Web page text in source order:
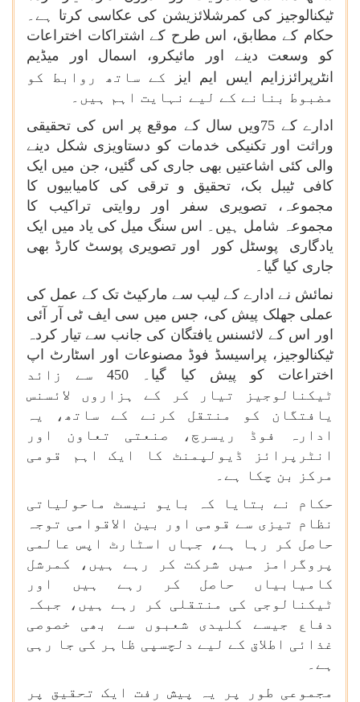
ٹیکنالوجیز کی کمرشلائزیشن کی عکاسی کرتا ہے۔
حکام کے مطابق، اس طرح کے اشتراکات اختراعات
کو وسعت دینے اور مائیکرو، اسمال اور میڈیم
انٹرپرائززایم ایس ایم ایز
کے ساتھ روابط کو
مضبوط بنانے کے لیے نہایت اہم ہیں۔
ادارے کے 75ویں سال کے موقع پر اس کی تحقیقی
وراثت اور تکنیکی خدمات کو دستاویزی شکل دینے
والی کئی اشاعتیں بھی جاری کی گئیں، جن میں ایک
کافی ٹیبل بک، تحقیق و ترقی کی کامیابیوں کا
مجموعہ، تصویری سفر اور روایتی تراکیب کا
مجموعہ شامل ہیں۔ اس سنگ میل کی یاد میں ایک
یادگاری پوسٹل کور اور تصویری پوسٹ کارڈ بھی
جاری کیا گیا۔
نمائش نے ادارے کے لیب سے مارکیٹ تک کے عمل کی
عملی جھلک پیش کی، جس میں سی ایف ٹی آر آئی
اور اس کے لائسنس یافتگان کی جانب سے تیار کردہ
ٹیکنالوجیز، پراسیسڈ فوڈ مصنوعات اور اسٹارٹ اپ
اختراعات کو پیش کیا گیا۔ 450 سے زائد
ٹیکنالوجیز تیار کر کے ہزاروں لائسنس
یافتگان کو منتقل کرنے کے ساتھ، یہ
ادارہ فوڈ ریسرچ، صنعتی تعاون اور
انٹرپرائز ڈیولپمنٹ کا ایک اہم قومی
مرکز بن چکا ہے۔
حکام نے بتایا کہ بایو نیسٹ ماحولیاتی
نظام تیزی سے قومی اور بین الاقوامی توجہ
حاصل کر رہا ہے، جہاں اسٹارٹ اپس عالمی
پروگرامز میں شرکت کر رہے ہیں، کمرشل
کامیابیاں حاصل کر رہے ہیں اور
ٹیکنالوجی کی منتقلی کر رہے ہیں، جبکہ
دفاع جیسے کلیدی شعبوں سے بھی خصوصی
غذائی اطلاق کے لیے دلچسپی ظاہر کی جا رہی
ہے۔
مجموعی طور پر یہ پیش رفت ایک تحقیق پر